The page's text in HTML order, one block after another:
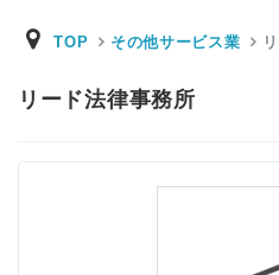
TOP その他サービス業
リード法律事務所